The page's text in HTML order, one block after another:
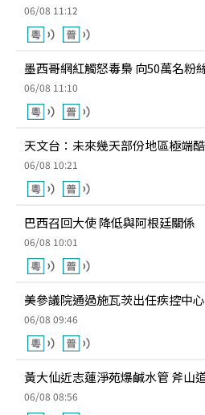
06/08 11:12
墨西哥網紅觸怒毒梟 向50萬名粉
06/08 11:10
天文台：未來幾天部份地區極端
06/08 10:21
巴西召回大使 降低與阿根廷關係
06/08 10:01
美參議院通過施瓦茨出任疾控中
06/08 09:46
黃大仙近志蓮淨苑爆鹹水管 斧山
06/08 08:56